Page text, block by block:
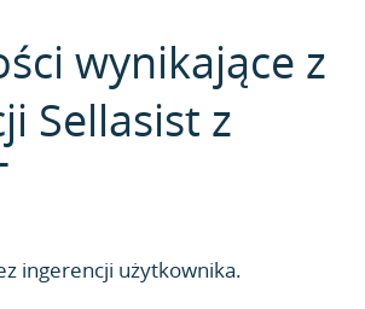
wynikające z
Sellasist z
ingerencji użytkownika.